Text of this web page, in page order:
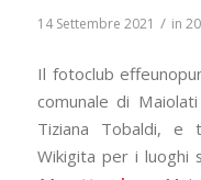
14 Settembre 2021 / in
Il fotoclub
comunale di Maiolati
Tiziana Tobaldi, e
Wikigita per i luoghi